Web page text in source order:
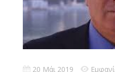
20 Μάι 2019